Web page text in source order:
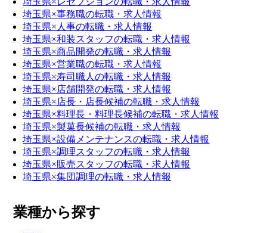
埼玉県×事務職の転職・求人情報
埼玉県×人事の転職・求人情報
埼玉県×和装スタッフの転職・求人情報
埼玉県×商品開発の転職・求人情報
埼玉県×営業職の転職・求人情報
埼玉県×寿司職人の転職・求人情報
埼玉県×店舗開発の転職・求人情報
埼玉県×店長・店長候補の転職・求人情報
埼玉県×料理長・料理長候補の転職・求人情報
埼玉県×製菓長候補の転職・求人情報
埼玉県×設備メンテナンスの転職・求人情報
埼玉県×調理スタッフの転職・求人情報
埼玉県×販売スタッフの転職・求人情報
埼玉県×集団調理の転職・求人情報
業種から探す